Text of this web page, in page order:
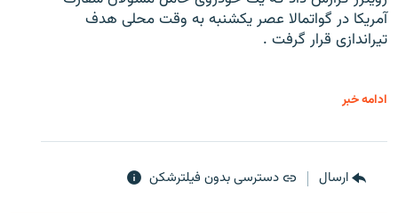
آمریکا در گواتمالا عصر یکشنبه به وقت محلی هدف
تیراندازی قرار گرفت .
ادامه خبر
ارسال دسترسی بدون فیلترشکن